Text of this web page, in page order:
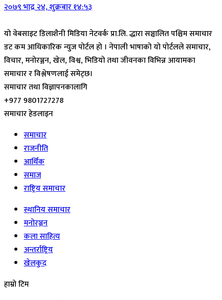
२०७९ भाद्र २४, शुक्रबार १४:५३
यो वेबसाइट डिलाशैनी मिडिया नेटवर्क प्रा.लि. द्धारा सञ्चालित पश्चिम समाचार
डट कम आधिकारिक न्युज पोर्टल हो । नेपाली भाषाको यो पोर्टलले समाचार,
विचार, मनोरञ्जन, खेल, विश्व, भिडियो तथा जीवनका विभिन्न आयामका
समाचार र विश्लेषणलाई समेट्छ।
समाचार तथा विज्ञापनकालागि
+977 9801727278
समाचार हेडलाइन
समाचार
राजनीति
आर्थिक
समाज
राष्ट्रिय समाचार
स्थानिय समाचार
मनोरञ्जन
कला साहित्य
अन्तर्राष्ट्रिय
खेलकुद
हाम्रो टिम